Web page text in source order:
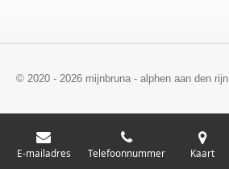
© 2020 - 2026 mijnbruna - alphen aan den rijn
E-mailadres Telefoonnummer Kaart